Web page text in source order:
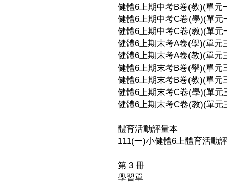
健體6上期中考B卷(教)(單元
健體6上期中考C卷(學)(單元
健體6上期中考C卷(教)(單元
健體6上期末考A卷(學)(單元
健體6上期末考A卷(教)(單元
健體6上期末考B卷(學)(單元
健體6上期末考B卷(教)(單元
健體6上期末考C卷(學)(單元
健體6上期末考C卷(教)(單元
體育活動評量本
111(一)小健體6上體育活動
第 3 冊
學習單